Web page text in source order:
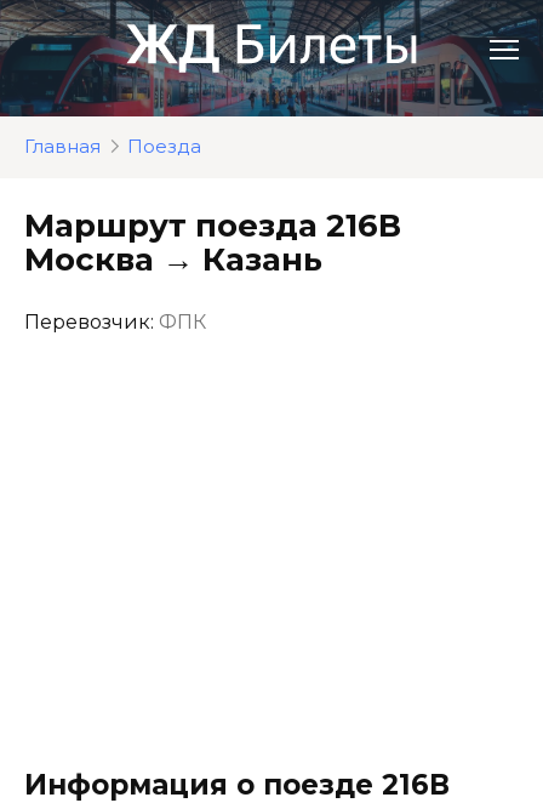
Перейти
к
контенту
Главная Поезда
Маршрут поезда 216В
Москва → Казань
Перевозчик: ФПК
Информация о поезде 216В